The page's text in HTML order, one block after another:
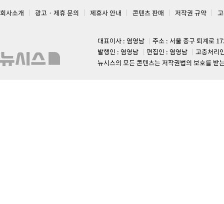
회사소개 광고 · 제휴 문의 제휴사 안내 콘텐츠 판매 저작권 규약
대표이사 : 염영남
주소 : 서울 중구 퇴계로
발행인 : 염영남
편집인 : 염영남
고충처리
뉴시스의 모든 콘텐츠는 저작권법의 보호를